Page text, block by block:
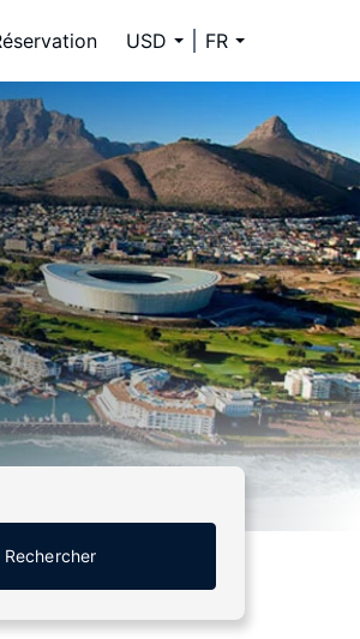
USD FR
Rechercher